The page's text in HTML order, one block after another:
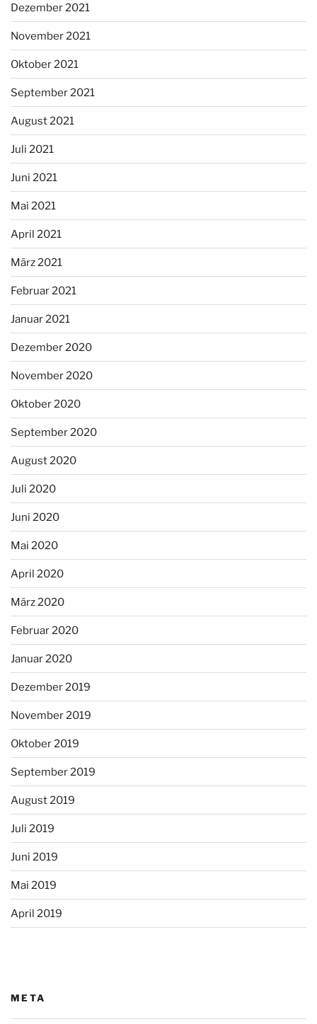
Dezember 2021
November 2021
Oktober 2021
September 2021
August 2021
Juli 2021
Juni 2021
Mai 2021
April 2021
März 2021
Februar 2021
Januar 2021
Dezember 2020
November 2020
Oktober 2020
September 2020
August 2020
Juli 2020
Juni 2020
Mai 2020
April 2020
März 2020
Februar 2020
Januar 2020
Dezember 2019
November 2019
Oktober 2019
September 2019
August 2019
Juli 2019
Juni 2019
Mai 2019
April 2019
META